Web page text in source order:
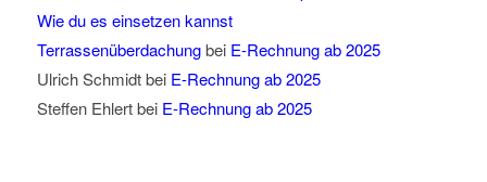
Wie du es einsetzen kannst
Terrassenüberdachungbei E-Rechnung ab 2025
Ulrich Schmidtbei E-Rechnung ab 2025
Steffen Ehlertbei E-Rechnung ab 2025